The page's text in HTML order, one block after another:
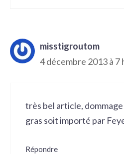
misstigroutom
4 décembre 2013 à 7
très bel article,
gras soit importé par
Répondre